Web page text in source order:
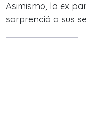
Asimismo, la ex
sorprendió a sus